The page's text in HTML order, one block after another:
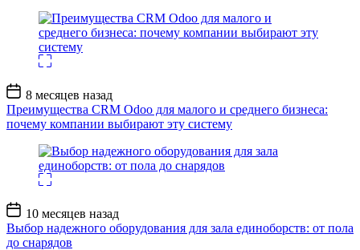
Дата
записи
8 месяцев назад
Преимущества CRM Odoo для малого и среднего бизнеса:
почему компании выбирают эту систему
Дата
записи
10 месяцев назад
Выбор надежного оборудования для зала единоборств: от пола
до снарядов